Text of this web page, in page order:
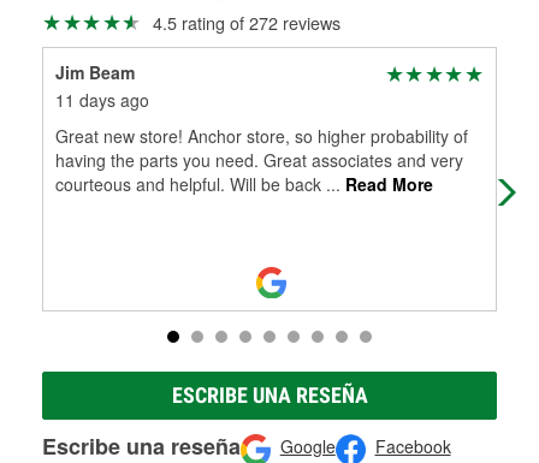
Herramientas de O'Reilly
pueden ser reutilizados, podemos ayudarte a encontrar las
partes de reemplazo correctas para tu reparación.
Rectificación de tambores y discos de freno
4.5 rating of 272 reviews
Jim Beam
11 days ago
Great new store! Anchor store, so higher probability of
having the parts you need. Great associates and very
courteous and helpful. Will be back ... Read More
ESCRIBE UNA RESEÑA
Escribe una reseña Google Facebook